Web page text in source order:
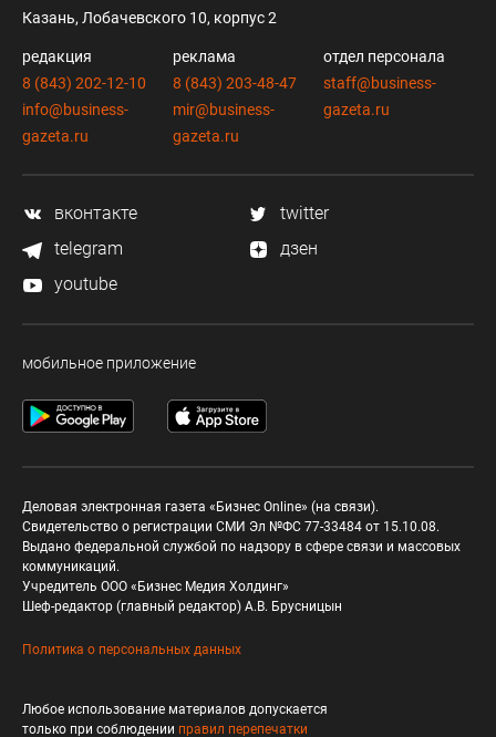
Казань, Лобачевского 10, корпус 2
редакция
8 (843) 202-12-10
info@business-
gazeta.ru
реклама
8 (843) 203-48-47
mir@business-
gazeta.ru
отдел персонала
staff@business-
gazeta.ru
вконтакте
twitter
telegram
дзен
youtube
мобильное приложение
Деловая электронная газета «Бизнес Online» (на связи).
Свидетельство о регистрации СМИ Эл №ФС 77-33484 от 15.10.08.
Выдано федеральной службой по надзору в сфере связи и массовых
коммуникаций.
Учредитель ООО «Бизнес Медия Холдинг»
Шеф-редактор (главный редактор) А.В. Брусницын
Политика о персональных данных
Любое использование материалов допускается
только при соблюдении правил перепечатки